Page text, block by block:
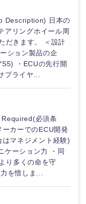
Description) 日本の
アリングホイール周
だきます。 ＜設計
ション製品の企
・ECUの先行開
プライヤ...
必須条
カーでのECU開発
マネジメント経験)
ケーション力 ・同
り多くの命を守
を惜しま...